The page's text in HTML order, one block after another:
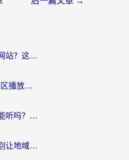
在国外不能访问国内的网站？这篇攻略帮你无缝连接家乡资源
芒果TV不支持本国家地区播放该怎么解决？海外党追剧看片的终极指南
网易云开通黑胶在国外能听吗？海外党亲测有效的回国听音乐方案
国外如何听喜马拉雅？别让地域限制，断了你的中文声音陪伴